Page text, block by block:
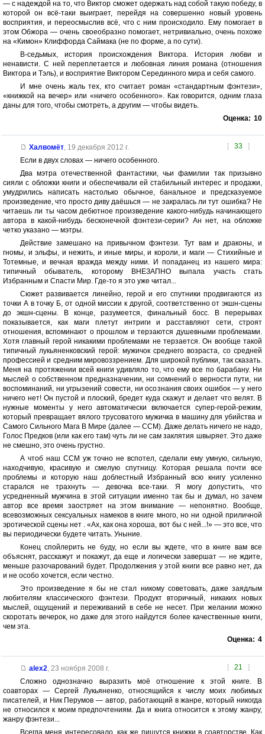
— с надеждой на то, что Виктор сможет одержать над собой такую победу, в
которой он всё-таки выиграет, перейдя на совершенно новый уровень
восприятия, и переосмыслив всё, что с ним происходило. Ему помогает в
этом Обжора — очень своеобразно помогает, нетривиально, очень похоже
на «Кимон» Клиффорда Саймака (не по форме, а по сути).
В-седьмых, история происхождения Виктора. История любви и
ненависти. С ней переплетается и любовная линия романа (отношения
Виктора и Тэль), и восприятие Виктором Серединного мира и себя самого.
И мне очень жаль тех, кто считает роман «стандартным фэнтези»,
«книжкой на вечер» или «ничего особенного». Как говорится, одним глаза
даны для того, чтобы смотреть, а другим — чтобы видеть.
Оценка: 10
[ 33 ]
Халвомёт, 19 декабря 2012 г.
Если в двух словах — ничего особенного.
Два мэтра отечественной фантастики, чьи фамилии так призывно
сияли с обложки книги и обеспечивали ей стабильный интерес и продажи,
умудрились написать настолько обычное, банальное и предсказуемое
произведение, что просто диву даёшься — не закралась ли тут ошибка? Не
читаешь ли ты часом дебютное произведение какого-нибудь начинающего
автора в какой-нибудь бесконечной фэнтези-серии? Ан нет, на обложке
четко указано — мэтры.
Действие замешано на привычном фэнтези. Тут вам и драконы, и
гномы, и эльфы, и нежить, и иные миры, и короли, и маги — Стихийные и
Тотемные, и вечная вражда между ними. И попаданец из нашего мира:
типичный обыватель, которому ВНЕЗАПНО выпала участь стать
Избранным и Спасти Мир. Где-то я это уже читал...
Сюжет развивается линейно, герой и его спутники продвигаются из
точки А в точку Б, от одной миссии к другой, соответственно от экшн-сцены
до экшн-сцены. В конце, разумеется, финальный босс. В перерывах
показывается, как маги плетут интриги и расставляют сети, строят
отношения, вспоминают о прошлом и терзаются душевными проблемами.
Хотя главный герой никакими проблемами не терзается. Он вообще такой
типичный лукьяненковский герой: мужичок среднего возраста, со средней
профессией и средним мировоззрением. Для широкой публики, так сказать.
Меня на протяжении всей книги удивляло то, что ему все по барабану. Ни
мыслей о собственном предназначении, ни сомнений о верности пути, ни
воспоминаний, ни угрызений совести, ни осознания своих ошибок — у него
ничего нет! Он пустой и плоский, бредет куда скажут и делает что велят. В
нужные моменты у него автоматически включается супер-герой-режим,
который превращает вялого трусоватого мужичка в машину для убийства и
Самого Сильного Мага В Мире (далее — ССМ). Даже делать ничего не надо,
Голос Предков (или как его там) чуть ли не сам заклятия швыряет. Это даже
не смешно, это очень грустно.
А чтоб наш ССМ уж точно не вспотел, сделали ему умную, сильную,
находчивую, красивую и смелую спутницу. Которая решала почти все
проблемы и которую наш доблестный Избранный всю книгу усиленно
старался не трахнуть — девочка все-таки. Я могу допустить, что
усредненный мужчина в этой ситуации именно так бы и думал, но зачем
автор все время заостряет на этом внимание — непонятно. Вообще,
всевозможных сексуальных намеков в книге много, но ни одной приличной
эротической сцены нет . «Ах, как она хороша, вот бы с ней...!» — это все, что
вы периодически будете читать. Уныние.
Конец спойлерить не буду, но если вы ждете, что в книге вам все
объяснят, расскажут и покажут, да еще и логически завершат — не ждите,
меньше разочарований будет. Продолжения у этой книги все равно нет, да
и не особо хочется, если честно.
Это произведение я бы не стал никому советовать, даже заядлым
любителям классического фэнтези. Продукт вторичный, никаких новых
мыслей, ощущений и переживаний в себе не несет. При желании можно
скоротать вечерок, но даже для этого найдутся более качественные книги,
чем эта.
Оценка: 4
[ 21 ]
alex2, 23 ноября 2008 г.
Сложно однозначно выразить моё отношение к этой книге. В
соавторах — Сергей Лукьяненко, относящийся к числу моих любимых
писателей, и Ник Перумов — автор, работающий в жанре, который никогда
не относился к моим предпочтениям. Да и книга относится к этому жанру,
жанру фэнтези...
Всегда меня интересовало, как же пишутся книжки в соавторстве. Как